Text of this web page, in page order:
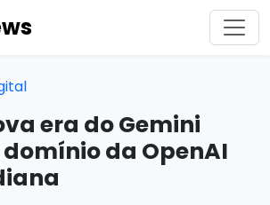
era do Gemini
da OpenAI